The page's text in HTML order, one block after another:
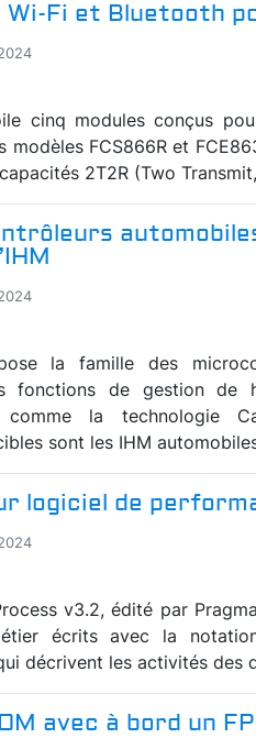
Wi-Fi et Bluetooth
cinq modules conçus
modèles FCS866R et
2T2R (Two
la famille des
fonctions de gestion de
comme la technologie
sont les IHM
logiciel de
v3.2, édité par
écrits avec la
décrivent les activités des
avec à bord un